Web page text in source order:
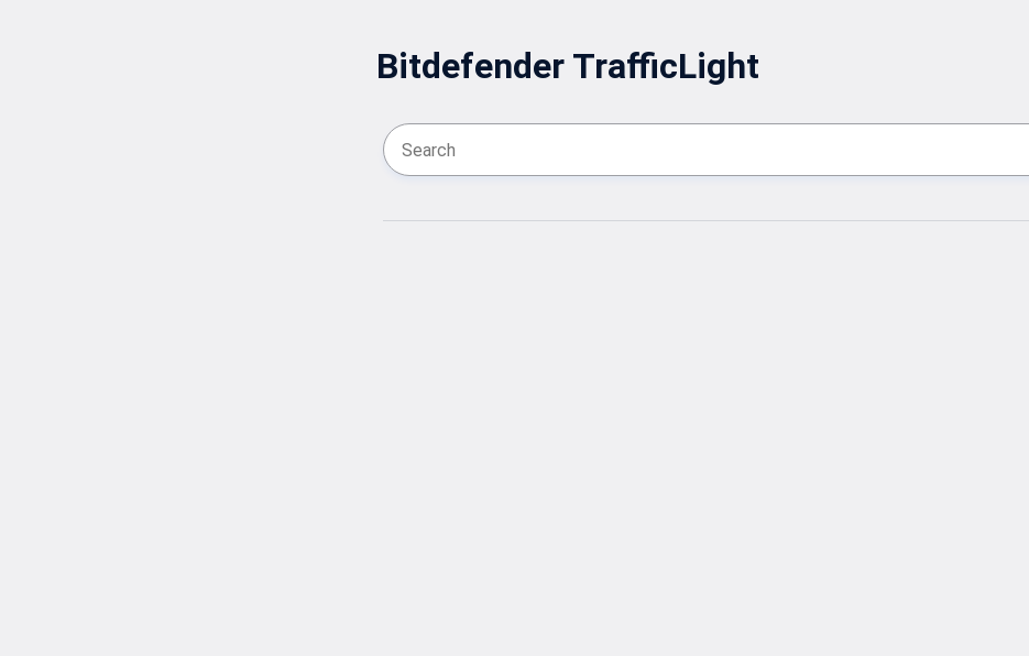
Bitdefender TrafficLight